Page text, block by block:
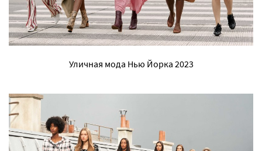
Уличная мода Нью Йорка 2023